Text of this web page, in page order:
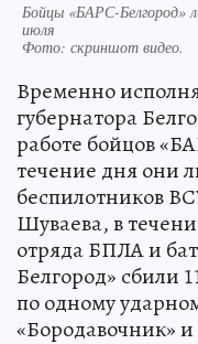
Бойцы «БАРС-Белгород»
июля
Фото: скриншот видео.
Временно
губернатора
работе бойцов
течение дня они
беспилотников
Шуваева, в
отряда БПЛА и
Белгород» сбили
по одному
«Бородавочник»